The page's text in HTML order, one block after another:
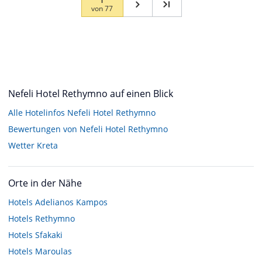
von77
Nefeli Hotel Rethymno auf einen Blick
Alle Hotelinfos Nefeli Hotel Rethymno
Bewertungen von Nefeli Hotel Rethymno
Wetter Kreta
Orte in der Nähe
Hotels Adelianos Kampos
Hotels Rethymno
Hotels Sfakaki
Hotels Maroulas